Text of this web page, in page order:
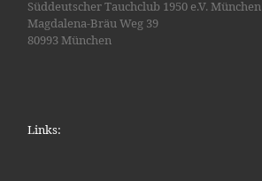
Süddeutscher Tauchclub 1950 e.V. München
Magdalena-Bräu Weg 39
80993 München
Links: